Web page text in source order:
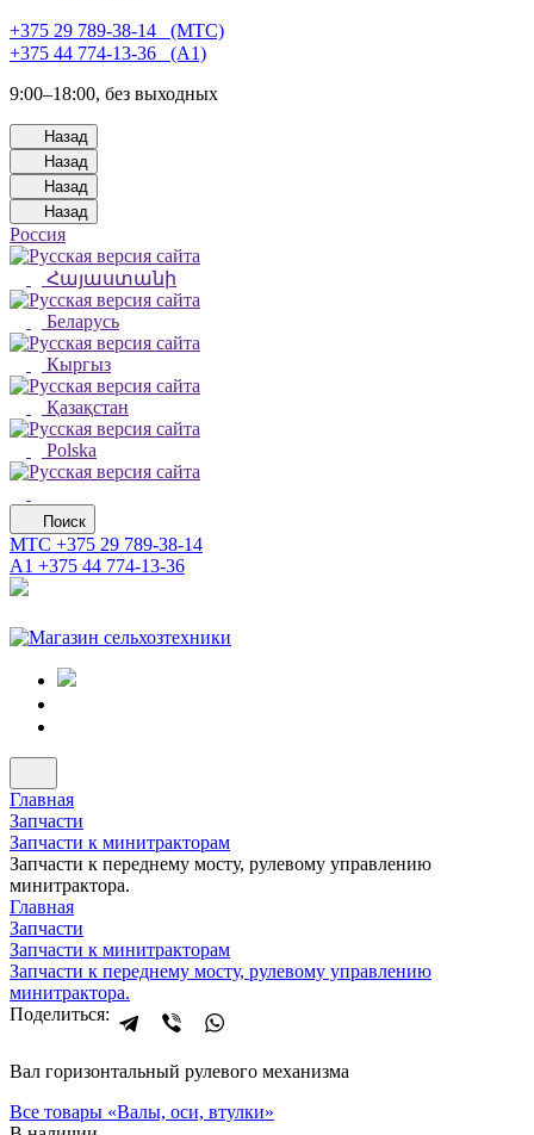
+375 29 789-38-14⠀(МТС)
+375 44 774-13-36⠀(А1)
9:00–18:00, без выходных
Назад
Назад
Назад
Назад
Россия
Հայաստանի
Беларусь
Кыргыз
Қазақстан
Polska
Поиск
МТС +375 29 789-38-14
А1 +375 44 774-13-36
Главная
Запчасти
Запчасти к минитракторам
Запчасти к переднему мосту, рулевому управлению
минитрактора.
Главная
Запчасти
Запчасти к минитракторам
Запчасти к переднему мосту, рулевому управлению
минитрактора.
Поделиться:
Вал горизонтальный рулевого механизма
Все товары «Валы, оси, втулки»